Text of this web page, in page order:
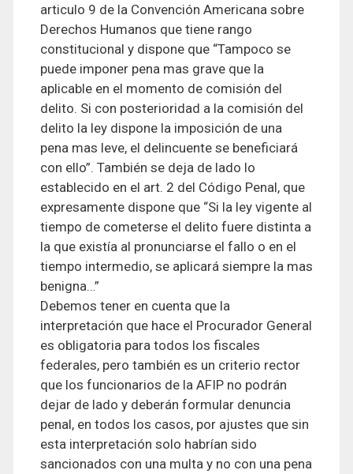
articulo 9 de la Convención Americana sobre
Derechos Humanos que tiene rango
constitucional y dispone que “Tampoco se
puede imponer pena mas grave que la
aplicable en el momento de comisión del
delito. Si con posterioridad a la comisión del
delito la ley dispone la imposición de una
pena mas leve, el delincuente se beneficiará
con ello”. También se deja de lado lo
establecido en el art. 2 del Código Penal, que
expresamente dispone que “Si la ley vigente al
tiempo de cometerse el delito fuere distinta a
la que existía al pronunciarse el fallo o en el
tiempo intermedio, se aplicará siempre la mas
benigna…”
Debemos tener en cuenta que la
interpretación que hace el Procurador General
es obligatoria para todos los fiscales
federales, pero también es un criterio rector
que los funcionarios de la AFIP no podrán
dejar de lado y deberán formular denuncia
penal, en todos los casos, por ajustes que sin
esta interpretación solo habrían sido
sancionados con una multa y no con una pena